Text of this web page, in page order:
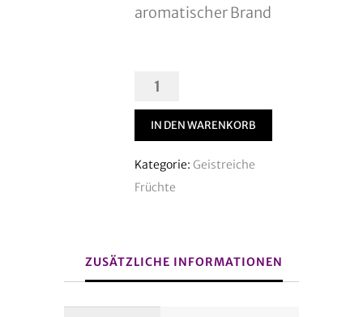
aromatischer Brand
Obstbrand
Äpfeln
Birnen
Menge
IN DEN WARENKORB
Kategorie: Geistreiche
Früchte
ZUSÄTZLICHE INFORMATIONEN